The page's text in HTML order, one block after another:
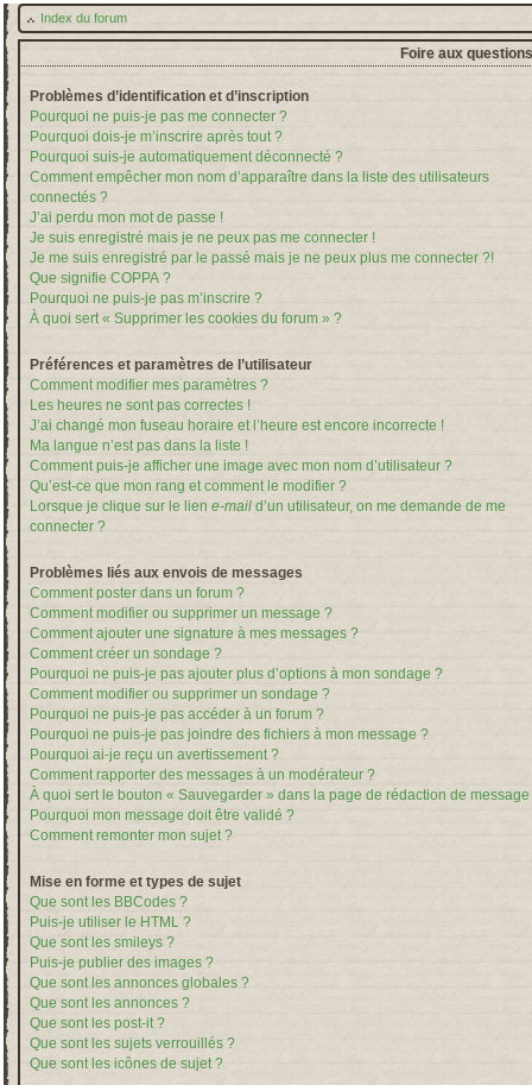
Index du forum
Foire aux
Problèmes d’identification et d’inscription
Pourquoi ne puis-je pas me connecter ?
Pourquoi dois-je m’inscrire après tout ?
Pourquoi suis-je automatiquement déconnecté ?
Comment empêcher mon nom d’apparaître dans la liste des utilisateurs
connectés ?
J’ai perdu mon mot de passe !
Je suis enregistré mais je ne peux pas me connecter !
Je me suis enregistré par le passé mais je ne peux plus me connecter ?!
Que signifie COPPA ?
Pourquoi ne puis-je pas m’inscrire ?
À quoi sert « Supprimer les cookies du forum » ?
Préférences et paramètres de l’utilisateur
Comment modifier mes paramètres ?
Les heures ne sont pas correctes !
J’ai changé mon fuseau horaire et l’heure est encore incorrecte !
Ma langue n’est pas dans la liste !
Comment puis-je afficher une image avec mon nom d’utilisateur ?
Qu’est-ce que mon rang et comment le modifier ?
Lorsque je clique sur le lien e-mail d’un utilisateur, on me demande de me
connecter ?
Problèmes liés aux envois de messages
Comment poster dans un forum ?
Comment modifier ou supprimer un message ?
Comment ajouter une signature à mes messages ?
Comment créer un sondage ?
Pourquoi ne puis-je pas ajouter plus d’options à mon sondage ?
Comment modifier ou supprimer un sondage ?
Pourquoi ne puis-je pas accéder à un forum ?
Pourquoi ne puis-je pas joindre des fichiers à mon message ?
Pourquoi ai-je reçu un avertissement ?
Comment rapporter des messages à un modérateur ?
À quoi sert le bouton « Sauvegarder » dans la page de rédaction de message
Pourquoi mon message doit être validé ?
Comment remonter mon sujet ?
Mise en forme et types de sujet
Que sont les BBCodes ?
Puis-je utiliser le HTML ?
Que sont les smileys ?
Puis-je publier des images ?
Que sont les annonces globales ?
Que sont les annonces ?
Que sont les post-it ?
Que sont les sujets verrouillés ?
Que sont les icônes de sujet ?